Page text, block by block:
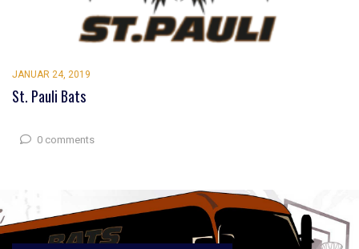
JANUAR 24, 2019
St. Pauli Bats
0 comments